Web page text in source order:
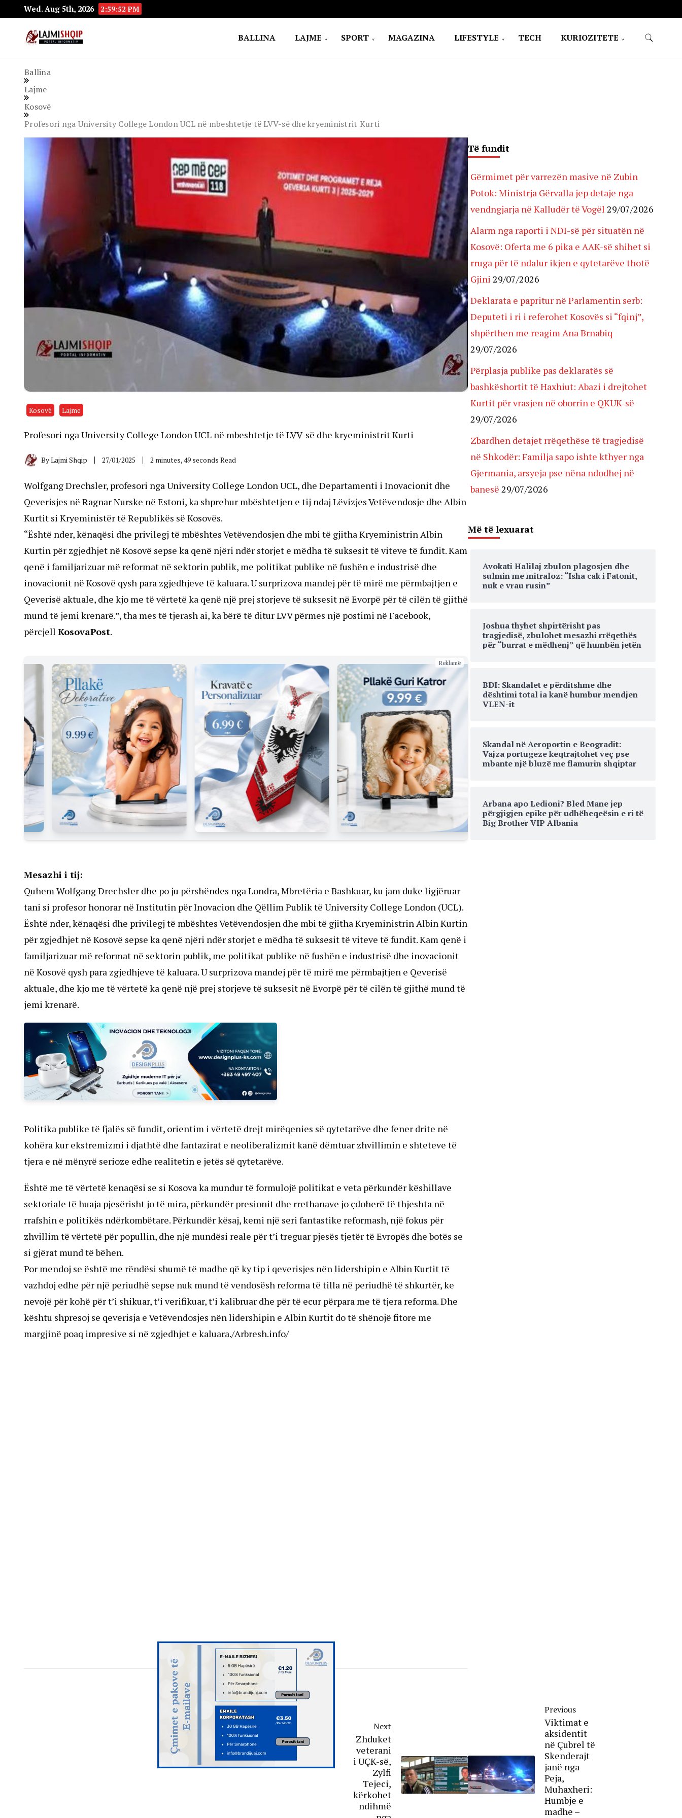
Wed. Aug 5th, 2026 2:59:53 PM
BALLINA LAJME SPORT MAGAZINA LIFESTYLE TECH KURIOZITETE
Ballina
Lajme
Kosovë
Profesori nga University College London UCL në mbeshtetje të LVV-së dhe kryeministrit Kurti
Kosovë Lajme
Profesori nga University College London UCL në mbeshtetje të LVV-së dhe kryeministrit Kurti
ByLajmi Shqip 27/01/2025 2 minutes, 49 seconds Read
Wolfgang Drechsler, profesori nga University College London UCL, dhe Departamenti i Inovacionit dhe
Qeverisjes në Ragnar Nurske në Estoni, ka shprehur mbështetjen e tij ndaj Lëvizjes Vetëvendosje dhe Albin
Kurtit si Kryeministër të Republikës së Kosovës.
“Është nder, kënaqësi dhe privilegj të mbështes Vetëvendosjen dhe mbi të gjitha Kryeministrin Albin
Kurtin për zgjedhjet në Kosovë sepse ka qenë njëri ndër storjet e mëdha të suksesit të viteve të fundit. Kam
qenë i familjarizuar më reformat në sektorin publik, me politikat publike në fushën e industrisë dhe
inovacionit në Kosovë qysh para zgjedhjeve të kaluara. U surprizova mandej për të mirë me përmbajtjen e
Qeverisë aktuale, dhe kjo me të vërtetë ka qenë një prej storjeve të suksesit në Evorpë për të cilën të gjithë
mund të jemi krenarë.”, tha mes të tjerash ai, ka bërë të ditur LVV përmes një postimi në Facebook,
përcjell KosovaPost.
Reklamë
Mesazhi i tij:
Quhem Wolfgang Drechsler dhe po ju përshëndes nga Londra, Mbretëria e Bashkuar, ku jam duke ligjëruar
tani si profesor honorar në Institutin për Inovacion dhe Qëllim Publik të University College London (UCL).
Është nder, kënaqësi dhe privilegj të mbështes Vetëvendosjen dhe mbi të gjitha Kryeministrin Albin Kurtin
për zgjedhjet në Kosovë sepse ka qenë njëri ndër storjet e mëdha të suksesit të viteve të fundit. Kam qenë i
familjarizuar më reformat në sektorin publik, me politikat publike në fushën e industrisë dhe inovacionit
në Kosovë qysh para zgjedhjeve të kaluara. U surprizova mandej për të mirë me përmbajtjen e Qeverisë
aktuale, dhe kjo me të vërtetë ka qenë një prej storjeve të suksesit në Evorpë për të cilën të gjithë mund të
jemi krenarë.
Politika publike të fjalës së fundit, orientim i vërtetë drejt mirëqenies së qytetarëve dhe fener drite në
kohëra kur ekstremizmi i djathtë dhe fantazirat e neoliberalizmit kanë dëmtuar zhvillimin e shteteve të
tjera e në mënyrë serioze edhe realitetin e jetës së qytetarëve.
Është me të vërtetë kenaqësi se si Kosova ka mundur të formulojë politikat e veta përkundër këshillave
sektoriale të huaja pjesërisht jo të mira, përkundër presionit dhe rrethanave jo çdoherë të thjeshta në
rrafshin e politikës ndërkombëtare. Përkundër kësaj, kemi një seri fantastike reformash, një fokus për
zhvillim të vërtetë për popullin, dhe një mundësi reale për t’i treguar pjesës tjetër të Evropës dhe botës se
si gjërat mund të bëhen.
Por mendoj se është me rëndësi shumë të madhe që ky tip i qeverisjes nën lidershipin e Albin Kurtit të
vazhdoj edhe për një periudhë sepse nuk mund të vendosësh reforma të tilla në periudhë të shkurtër, ke
nevojë për kohë për t’i shikuar, t’i verifikuar, t’i kalibruar dhe për të ecur përpara me të tjera reforma. Dhe
kështu shpresoj se qeverisja e Vetëvendosjes nën lidershipin e Albin Kurtit do të shënojë fitore me
margjinë poaq impresive si në zgjedhjet e kaluara./Arbresh.info/
Previous
Viktimat e
aksidentit
në Çubrel të
Skenderajt
janë nga
Peja,
Muhaxheri:
Humbje e
madhe –
Next
Zhduket
veterani
i UÇK-së,
Zylfi
Tejeci,
kërkohet
ndihmë
Të fundit
Gërmimet për varrezën masive në Zubin
Potok: Ministrja Gërvalla jep detaje nga
vendngjarja në Kalludër të Vogël 29/07/2026
Alarm nga raporti i NDI-së për situatën në
Kosovë: Oferta me 6 pika e AAK-së shihet si
rruga për të ndalur ikjen e qytetarëve thotë
Gjini 29/07/2026
Deklarata e papritur në Parlamentin serb:
Deputeti i ri i referohet Kosovës si “fqinj”,
shpërthen me reagim Ana Brnabiq
29/07/2026
Përplasja publike pas deklaratës së
bashkëshortit të Haxhiut: Abazi i drejtohet
Kurtit për vrasjen në oborrin e QKUK-së
29/07/2026
Zbardhen detajet rrëqethëse të tragjedisë
në Shkodër: Familja sapo ishte kthyer nga
Gjermania, arsyeja pse nëna ndodhej në
banesë 29/07/2026
Më të lexuarat
Avokati Halilaj zbulon plagosjen dhe
sulmin me mitraloz: “Isha cak i Fatonit,
nuk e vrau rusin”
Joshua thyhet shpirtërisht pas
tragjedisë, zbulohet mesazhi rrëqethës
për “burrat e mëdhenj” që humbën jetën
BDI: Skandalet e përditshme dhe
dështimi total ia kanë humbur mendjen
VLEN-it
Skandal në Aeroportin e Beogradit:
Vajza portugeze keqtrajtohet veç pse
mbante një bluzë me flamurin shqiptar
Arbana apo Ledioni? Bled Mane jep
përgjigjen epike për udhëheqeësin e ri të
Big Brother VIP Albania